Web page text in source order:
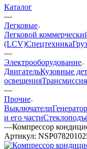
Каталог
—
Легковые
Легковой
(LCV)Спецтехника
—
Электрооборудование
ДвигательКузовные
освещенияТрансмиссия
—
Прочие
Выключатели
и его части
—Компрессор
Артикул: